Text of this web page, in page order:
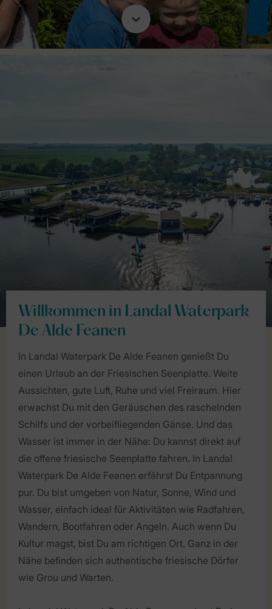
Willkommen in Landal Waterpark
De Alde Feanen
In Landal Waterpark De Alde Feanen genießt Du
einen Urlaub an der Friesischen Seenplatte. Weite
Aussichten, gute Luft, Ruhe und viel Freiraum. Hier
erwachst Du mit den Geräuschen des raschelnden
Schilfs und der vorbeifliegenden Gänse. Und das
Wasser ist immer in der Nähe: Du kannst direkt auf
die offene friesische Seenplatte fahren. In Landal
Waterpark De Alde Feanen erfährst Du Entpannung
pur. Du bist umgeben von Natur, Sonne, Wind und
Wasser, einfach ideal für Aktivitäten wie Radfahren,
Wandern, Bootfahren oder Angeln. Auch wenn Du
Kultur magst, bist Du am richtigen Ort. Ganz in der
Nähe befinden sich authentische friesische Dörfer
wie Grou und Warten.